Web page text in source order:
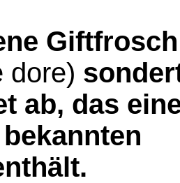
Giftfrosch
dore)
ab, das